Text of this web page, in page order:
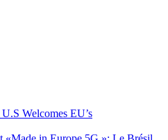
Welcomes EU’s